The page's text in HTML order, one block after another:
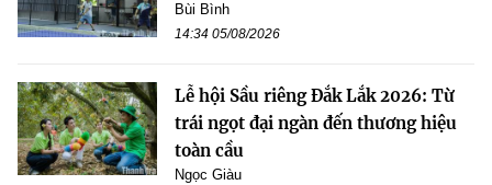
Bùi Bình
14:34 05/08/2026
Lễ hội Sầu riêng Đắk Lắk 2026: Từ
trái ngọt đại ngàn đến thương hiệu
toàn cầu
Ngọc Giàu